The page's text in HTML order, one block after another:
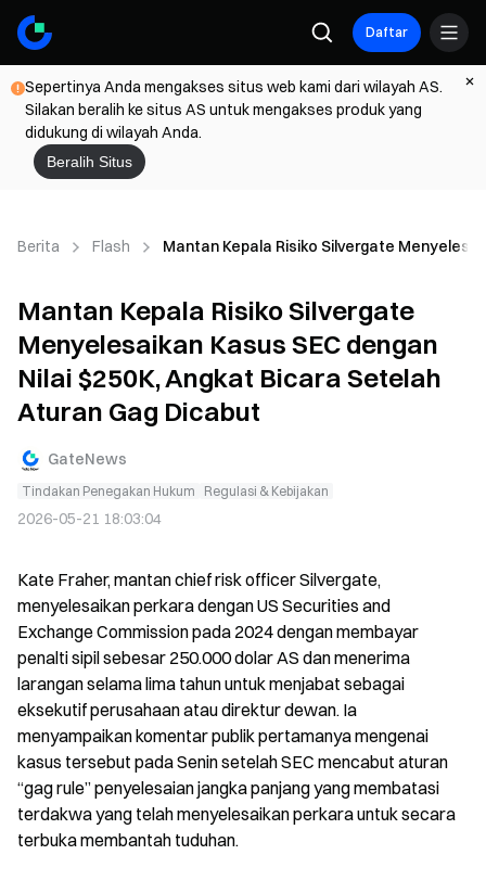
Daftar
Sepertinya Anda mengakses situs web kami dari wilayah AS.
Silakan beralih ke situs AS untuk mengakses produk yang
didukung di wilayah Anda.
Beralih Situs
Berita Flash Mantan Kepala Risiko Silvergate
Mantan Kepala Risiko Silvergate
Menyelesaikan Kasus SEC dengan
Nilai $250K, Angkat Bicara Setelah
Aturan Gag Dicabut
GateNews
Tindakan Penegakan Hukum Regulasi & Kebijakan
2026-05-21 18:03:04
Kate Fraher, mantan chief risk officer Silvergate,
menyelesaikan perkara dengan US Securities and
Exchange Commission pada 2024 dengan membayar
penalti sipil sebesar 250.000 dolar AS dan menerima
larangan selama lima tahun untuk menjabat sebagai
eksekutif perusahaan atau direktur dewan. Ia
menyampaikan komentar publik pertamanya mengenai
kasus tersebut pada Senin setelah SEC mencabut aturan
“gag rule” penyelesaian jangka panjang yang membatasi
terdakwa yang telah menyelesaikan perkara untuk secara
terbuka membantah tuduhan.